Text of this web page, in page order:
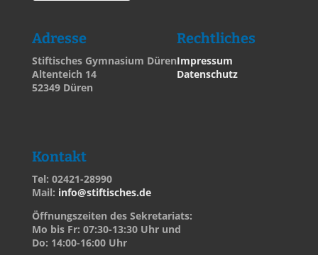
Adresse
Stiftisches Gymnasium Düren
Altenteich 14
52349 Düren
Rechtliches
Impressum
Datenschutz
Kontakt
Tel: 02421-28990
Mail: info@stiftisches.de
Öffnungszeiten des Sekretariats:
Mo bis Fr: 07:30-13:30 Uhr und
Do: 14:00-16:00 Uhr